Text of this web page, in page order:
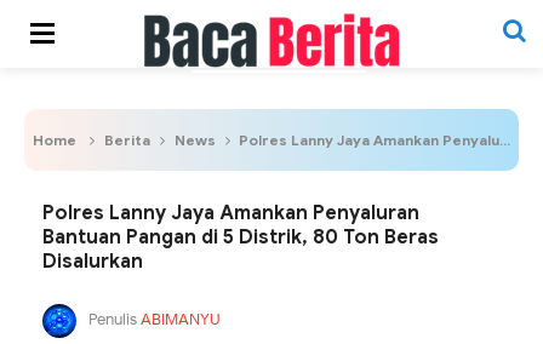
Home Berita News Polres Lanny Jaya Amankan Penyaluran Bantuan Pangan di 5 Distrik, 80 Ton Beras Disalurkan
Polres Lanny Jaya Amankan Penyaluran
Bantuan Pangan di 5 Distrik, 80 Ton Beras
Disalurkan
PenulisABIMANYU